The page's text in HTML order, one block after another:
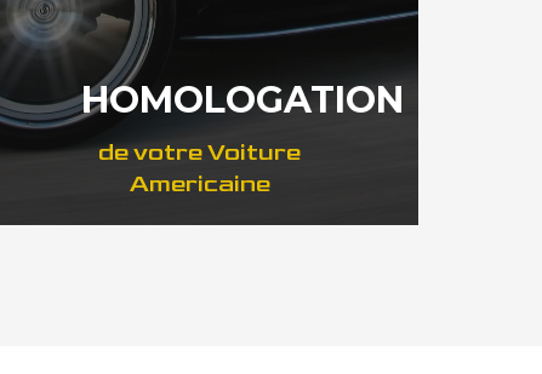
HOMOLOGATION
de votre Voiture
Americaine